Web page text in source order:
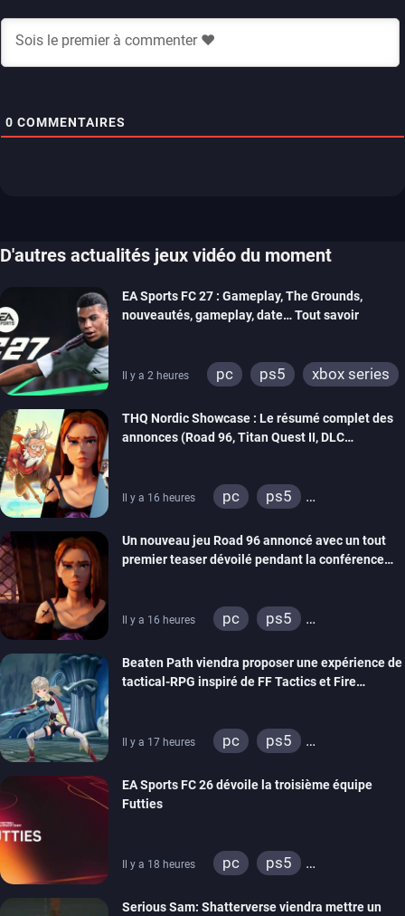
0 COMMENTAIRES
D'autres actualités jeux vidéo du moment
EA Sports FC 27 : Gameplay, The Grounds,
nouveautés, gameplay, date… Tout savoir
Il y a 2 heures pc ps5
xbox series
THQ Nordic Showcase : Le résumé complet des
annonces (Road 96, Titan Quest II, DLC
Il y a 16 heures pc
ps5
stadia
ps4
xbox one
switch 2
Un nouveau jeu Road 96 annoncé avec un tout
premier teaser dévoilé pendant la conférence
Il y a 16 heures pc
ps5
stadia
ps4
xbox one
Beaten Path viendra proposer une expérience de
tactical-RPG inspiré de FF Tactics et Fire
Il y a 17 heures pc
ps5
EA Sports FC 26 dévoile la troisième équipe
Futties
Il y a 18 heures pc
ps5
ps4
xbox one
Serious Sam: Shatterverse viendra mettre un